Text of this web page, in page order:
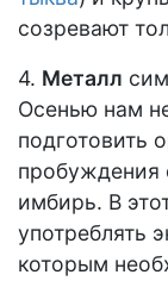
созревают
4. Металл
Осенью нам
подготовить
пробуждения
имбирь. В
употреблять
которым